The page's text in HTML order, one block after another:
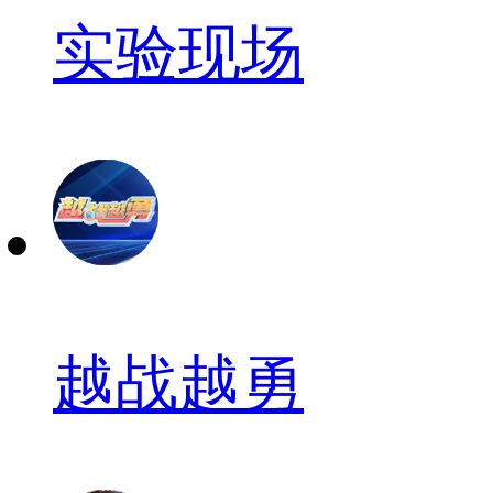
实验现场
越战越勇